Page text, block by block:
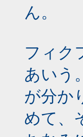
ん。
フィク
あいう
が分か
めて、